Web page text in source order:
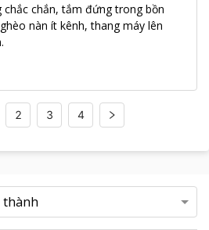
chắc chắn, tắm đứng trong bồn
nàn ít kênh, thang máy lên
2 3 4